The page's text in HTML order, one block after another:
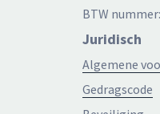
BTW
Juridisch
Algemene
Gedragscode